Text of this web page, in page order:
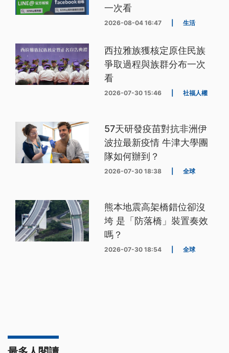
一次看
2026-08-04 16:47 生活
西拉雅族獲核定原住民族
爭取過程與族群分布一次
看
2026-07-30 15:46 社福人權
57天研發疫苗對抗非洲伊
波拉最新疫情 牛津大學團
隊如何辦到？
2026-07-30 18:38 全球
熊本地震高架橋錯位卻沒
垮 是「防落橋」裝置奏效
嗎？
2026-07-30 18:54 全球